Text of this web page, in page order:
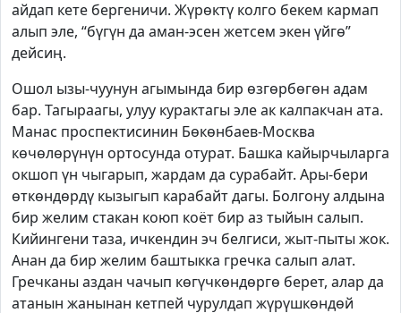
айдап кете бергеничи. Жүрөктү колго бекем кармап
алып эле, “бүгүн да аман-эсен жетсем экен үйгө”
дейсиң.
Ошол ызы-чуунун агымында бир өзгөрбөгөн адам
бар. Тагыраагы, улуу курактагы эле ак калпакчан ата.
Манас проспектисинин Бөкөнбаев-Москва
көчөлөрүнүн ортосунда отурат. Башка кайырчыларга
окшоп үн чыгарып, жардам да сурабайт. Ары-бери
өткөндөрдү кызыгып карабайт дагы. Болгону алдына
бир желим стакан коюп коёт бир аз тыйын салып.
Кийингени таза, ичкендин эч белгиси, жыт-пыты жок.
Анан да бир желим баштыкка гречка салып алат.
Гречканы аздан чачып көгүчкөндөргө берет, алар да
атанын жанынан кетпей чурулдап жүрүшкөндөй